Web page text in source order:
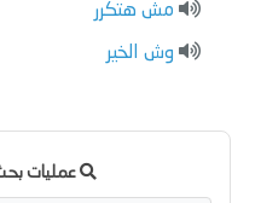
مش هتكرر
وش الخير
عمليات